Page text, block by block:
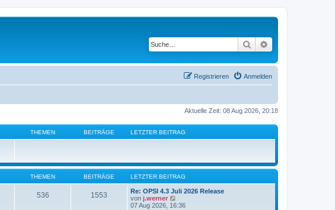
Suche
Anmelden
Registrieren
Aktuelle Zeit: 08 Aug 2026, 20:18
THEMEN BEITRÄGE LETZTER BEITRAG
THEMEN BEITRÄGE LETZTER BEITRAG
536 1553
Re: OPSI 4.3 Juli 2026 Release
von j.werner
e
07 Aug 2026, 16:36